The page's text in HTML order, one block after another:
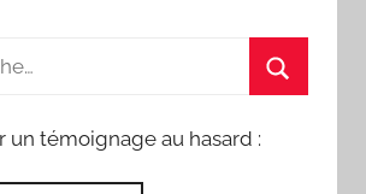
un témoignage au hasard :